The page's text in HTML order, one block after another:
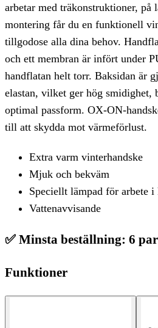
arbetar med träkonstruktioner, på
montering får du en funktionell
tillgodose alla dina behov.
och ett membran är infört under
handflatan helt torr. Baksidan är
elastan, vilket ger hög smidighet,
optimal passform. OX-ON-
till att skydda mot värmeförlust.
Extra varm vinterhandske
Mjuk och bekväm
Speciellt lämpad för arbete
Vattenavvisande
✅ Minsta beställning: 6 par
Funktioner